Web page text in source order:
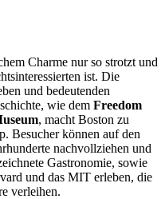
Charme nur so strotzt und
ist. Die
und bedeutenden
wie dem Freedom
, macht Boston zu
Besucher können auf den
nachvollziehen und
Gastronomie, sowie
und das MIT erleben, die
verleihen.